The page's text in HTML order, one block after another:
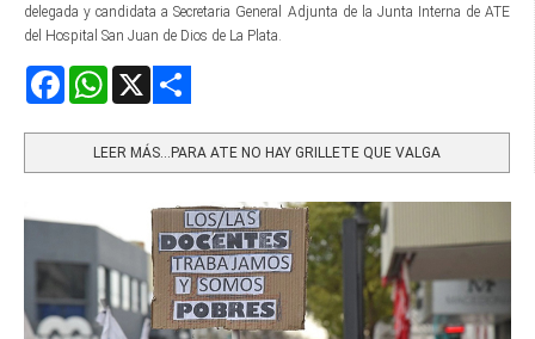
delegada y candidata a Secretaria General Adjunta de la Junta Interna de ATE
del Hospital San Juan de Dios de La Plata.
FacebookWhatsApp
LEER MÁS…PARA ATE NO HAY GRILLETE QUE VALGA